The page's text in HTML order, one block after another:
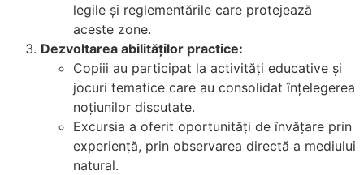
legile și reglementările care protejează
aceste zone.
Dezvoltarea abilităților practice:
Copiii au participat la activități educative și
jocuri tematice care au consolidat înțelegerea
noțiunilor discutate.
Excursia a oferit oportunități de învățare prin
experiență, prin observarea directă a mediului
natural.